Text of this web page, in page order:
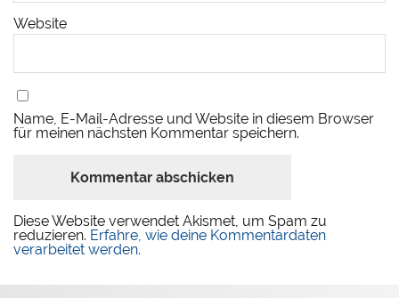
Website
Name, E-Mail-Adresse und Website in diesem Browser
für meinen nächsten Kommentar speichern.
Diese Website verwendet Akismet, um Spam zu
reduzieren. Erfahre, wie deine Kommentardaten
verarbeitet werden.